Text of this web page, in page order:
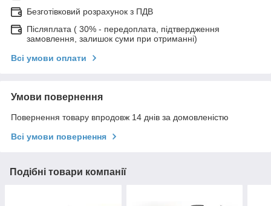
Безготівковий розрахунок з ПДВ
Післяплата ( 30% - передоплата, підтвердження
замовлення, залишок суми при отриманні)
Всі умови оплати
Умови повернення
Повернення товару впродовж 14 днів за домовленістю
Всі умови повернення
Подібні товари компанії